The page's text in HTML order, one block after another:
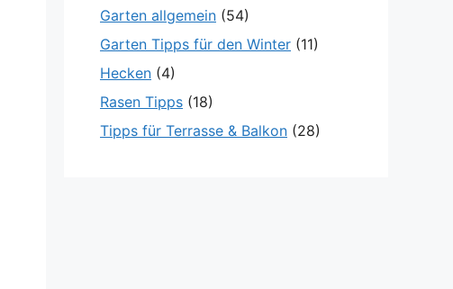
Garten allgemein (54)
Garten Tipps für den Winter (11)
Hecken (4)
Rasen Tipps (18)
Tipps für Terrasse & Balkon (28)